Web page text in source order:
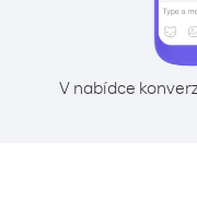
V nabídce